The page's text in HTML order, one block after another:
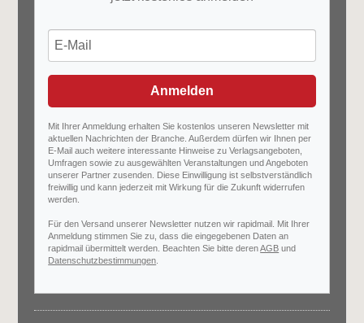
Anmelden
Mit Ihrer Anmeldung erhalten Sie kostenlos unseren Newsletter mit
aktuellen Nachrichten der Branche. Außerdem dürfen wir Ihnen per
E-Mail auch weitere interessante Hinweise zu Verlagsangeboten,
Umfragen sowie zu ausgewählten Veranstaltungen und Angeboten
unserer Partner zusenden. Diese Einwilligung ist selbstverständlich
freiwillig und kann jederzeit mit Wirkung für die Zukunft widerrufen
werden.
Für den Versand unserer Newsletter nutzen wir rapidmail. Mit Ihrer
Anmeldung stimmen Sie zu, dass die eingegebenen Daten an
rapidmail übermittelt werden. Beachten Sie bitte derenAGB und
Datenschutzbestimmungen